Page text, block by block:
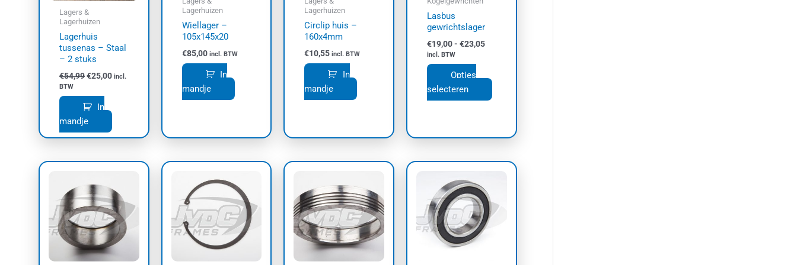
Lagers &
Lagerhuizen
Lagerhuis
tussenas – Staal
– 2 stuks
€54,99€25,00 incl.
BTW
In
mandje
Lagerhuizen
Wiellager –
105x145x20
€85,00 incl. BTW
In
mandje
Lagerhuizen
Circlip huis –
160x4mm
€10,55 incl. BTW
In
mandje
Lasbus
gewrichtslager
€19,00- €23,05
incl. BTW
Opties
selecteren
meerdere
variaties.
Deze